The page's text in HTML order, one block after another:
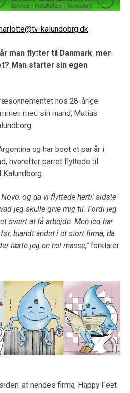
kalundobrg.dk
man flytter til Danmark, men
Man starter sin egen
hos 28-årige
med sin mand, Matias
og har boet et par år i
hvorefter parret flyttede til
og da vi flyttede hertil sidste
jeg skulle give mig til. Fordi jeg
svært at få arbejde. Men jeg har
blandt andet i et stort firma, da
lærte jeg en hel masse,"forklarer
at hendes firma, Happy Feet